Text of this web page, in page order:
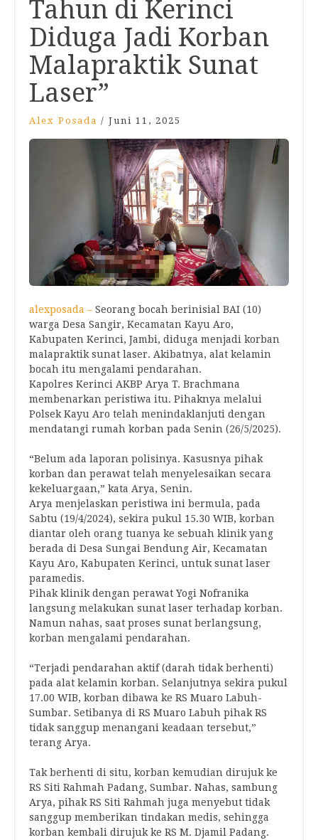
Tahun di Kerinci
Diduga Jadi Korban
Malapraktik Sunat
Laser”
Alex Posada / Juni 11, 2025
alexposada – Seorang bocah berinisial BAI (10)
warga Desa Sangir, Kecamatan Kayu Aro,
Kabupaten Kerinci, Jambi, diduga menjadi korban
malapraktik sunat laser. Akibatnya, alat kelamin
bocah itu mengalami pendarahan.
Kapolres Kerinci AKBP Arya T. Brachmana
membenarkan peristiwa itu. Pihaknya melalui
Polsek Kayu Aro telah menindaklanjuti dengan
mendatangi rumah korban pada Senin (26/5/2025).
“Belum ada laporan polisinya. Kasusnya pihak
korban dan perawat telah menyelesaikan secara
kekeluargaan,” kata Arya, Senin.
Arya menjelaskan peristiwa ini bermula, pada
Sabtu (19/4/2024), sekira pukul 15.30 WIB, korban
diantar oleh orang tuanya ke sebuah klinik yang
berada di Desa Sungai Bendung Air, Kecamatan
Kayu Aro, Kabupaten Kerinci, untuk sunat laser
paramedis.
Pihak klinik dengan perawat Yogi Nofranika
langsung melakukan sunat laser terhadap korban.
Namun nahas, saat proses sunat berlangsung,
korban mengalami pendarahan.
“Terjadi pendarahan aktif (darah tidak berhenti)
pada alat kelamin korban. Selanjutnya sekira pukul
17.00 WIB, korban dibawa ke RS Muaro Labuh-
Sumbar. Setibanya di RS Muaro Labuh pihak RS
tidak sanggup menangani keadaan tersebut,”
terang Arya.
Tak berhenti di situ, korban kemudian dirujuk ke
RS Siti Rahmah Padang, Sumbar. Nahas, sambung
Arya, pihak RS Siti Rahmah juga menyebut tidak
sanggup memberikan tindakan medis, sehingga
korban kembali dirujuk ke RS M. Djamil Padang.